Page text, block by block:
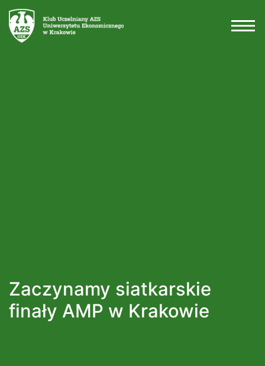
Zaczynamy siatkarskie
finały AMP w Krakowie